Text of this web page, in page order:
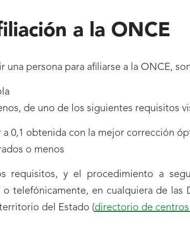
a la ONCE
una persona para afiliarse a la ONCE,
de uno de los siguientes requisitos
0,1 obtenida con la mejor corrección
o menos
requisitos, y el procedimiento a
telefónicamente, en cualquiera de las
del Estado (directorio de